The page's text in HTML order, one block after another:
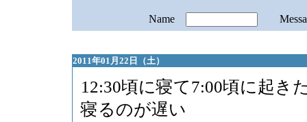
Name
2011年01月22日（土）
12:30頃に寝て7:00頃に起き
寝るのが遅い